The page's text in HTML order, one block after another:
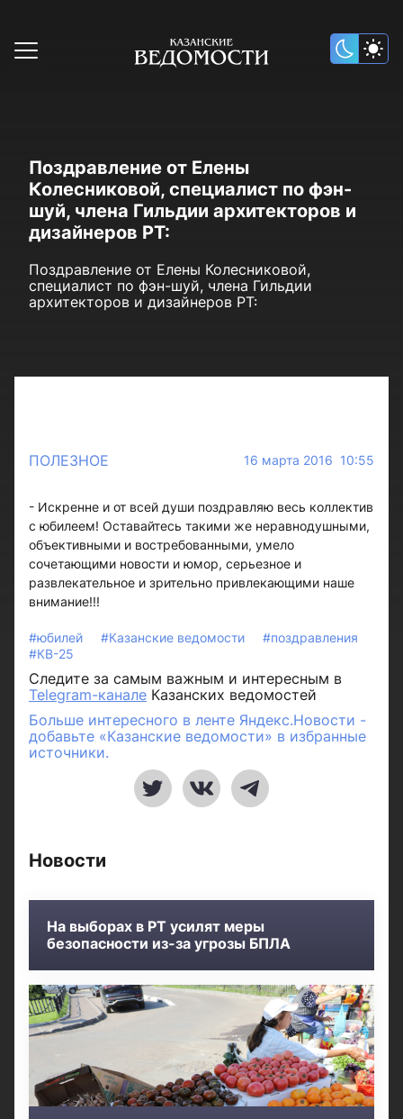
Поздравление от Елены
Колесниковой, специалист по фэн-
шуй, члена Гильдии архитекторов и
дизайнеров РТ:
Поздравление от Елены Колесниковой,
специалист по фэн-шуй, члена Гильдии
архитекторов и дизайнеров РТ:
ПОЛЕЗНОЕ 16 марта 2016 10:55
- Искренне и от всей души поздравляю весь коллектив
с юбилеем! Оставайтесь такими же неравнодушными,
объективными и востребованными, умело
сочетающими новости и юмор, серьезное и
развлекательное и зрительно привлекающими наше
внимание!!!
#юбилей #Казанские ведомости
#поздравления
#КВ-25
Следите за самым важным и интересным в
Telegram-канале Казанских ведомостей
Больше интересного в ленте Яндекс.Новости -
добавьте «Казанские ведомости» в избранные
источники.
Новости
На выборах в РТ усилят меры
безопасности из-за угрозы БПЛА